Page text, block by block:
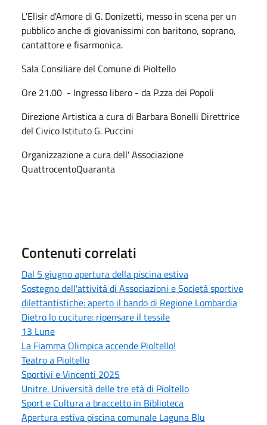
L'Elisir d'Amore di G. Donizetti, messo in scena per un
pubblico anche di giovanissimi con baritono, soprano,
cantattore e fisarmonica.
Sala Consiliare del Comune di Pioltello
Ore 21.00 - Ingresso libero - da P.zza dei Popoli
Direzione Artistica a cura di Barbara Bonelli Direttrice
del Civico Istituto G. Puccini
Organizzazione a cura dell' Associazione
QuattrocentoQuaranta
Contenuti correlati
Dal 5 giugno apertura della piscina estiva
Sostegno dell'attività di Associazioni e Società sportive
dilettantistiche: aperto il bando di Regione Lombardia
Dietro lo cuciture: ripensare il tessile
13 Lune
La Fiamma Olimpica accende Pioltello!
Teatro a Pioltello
Sportivi e Vincenti 2025
Unitre. Università delle tre età di Pioltello
Sport e Cultura a braccetto in Biblioteca
Apertura estiva piscina comunale Laguna Blu